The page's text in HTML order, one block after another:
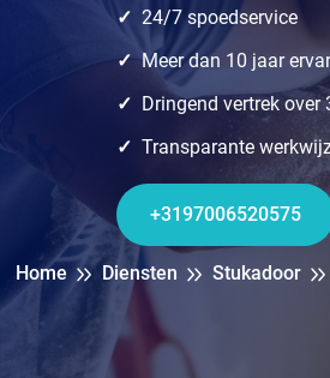
24/7 spoedservice
Meer dan 10 jaar
Dringend vertrek over
Transparante
+3197006520575
Home Diensten Stukadoor